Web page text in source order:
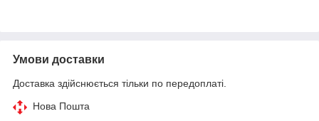
Умови доставки
Доставка здійснюється тільки по передоплаті.
Нова Пошта